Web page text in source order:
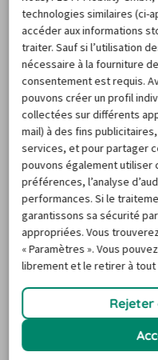
Camionnette
30 m3
Charge
Pour le
100 m²
Sa
Camionnette
50 m3
Charge
Pour le
de 100
FAQ
technologies similaires (ci-
accéder aux informations
traiter. Sauf si l’utilisation
nécessaire à la fourniture
consentement est requis.
pouvons créer un profil
collectées sur différents
mail) à des fins
services, et pour partager
pouvons également utiliser
préférences, l’analyse
performances. Si le
garantissons sa sécurité
appropriées. Vous
« Paramètres ». Vous
librement et le retirer à tout